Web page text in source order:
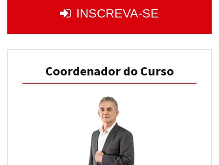
INSCREVA-SE
Coordenador do Curso